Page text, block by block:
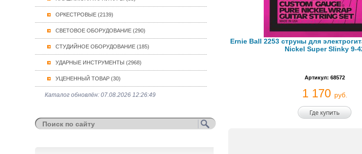
ОРКЕСТРОВЫЕ (2139)
СВЕТОВОЕ ОБОРУДОВАНИЕ (290)
СТУДИЙНОЕ ОБОРУДОВАНИЕ (185)
УДАРНЫЕ ИНСТРУМЕНТЫ (2968)
УЦЕНЕННЫЙ ТОВАР (30)
Каталог обновлён: 07.08.2026 12:26:49
Ernie Ball 2253 струны для
Nickel Super Slinky 9-
Артикул: 68572
1 170 руб.
Где купить